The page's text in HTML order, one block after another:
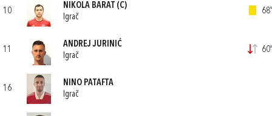
10
NIKOLA BARAT (C)
Igrač
68'
11
ANDREJ JURINIĆ
Igrač
60'
16
NINO PATAFTA
Igrač